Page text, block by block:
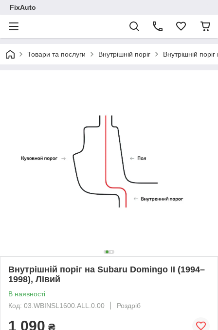
FixAuto
Товари та послуги Внутрішній поріг Внутрішній
Внутрішній поріг на Subaru Domingo II (1994–
1998), Лівий
В наявності
Код: 03.WBINSL1600.ALL.0.00
Роздріб
1 090 ₴